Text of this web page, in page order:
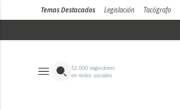
Temas Destacados Legislación Tacógrafo
52,000 seguidores
en redes sociales